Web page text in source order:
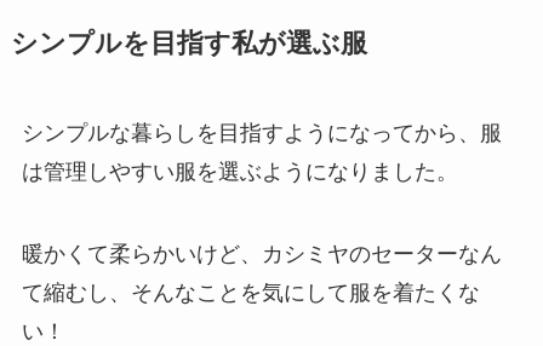
シンプルを目指す私が選ぶ服
シンプルな暮らしを目指すようになってから、服
は管理しやすい服を選ぶようになりました。
暖かくて柔らかいけど、カシミヤのセーターなん
て縮むし、そんなことを気にして服を着たくな
い！